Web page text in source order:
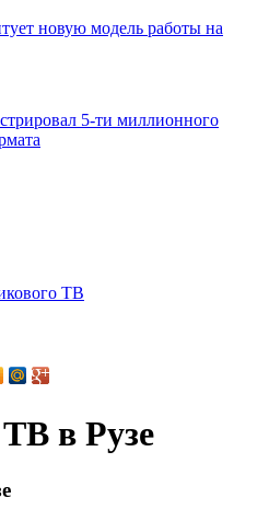
новую модель работы на
5-ти миллионного
ТВ
в Рузе